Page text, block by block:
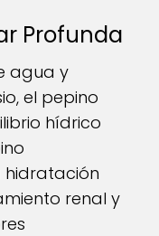
Profunda
agua y
el pepino
hídrico
renal y